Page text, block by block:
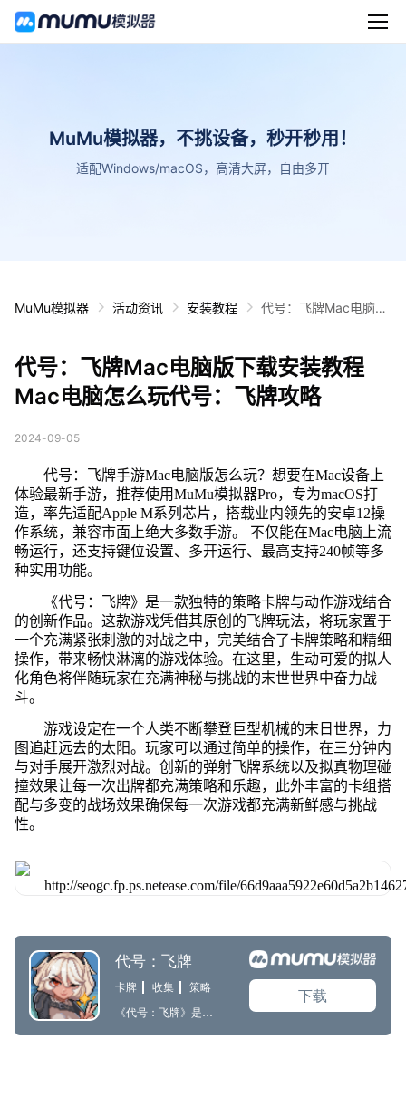
MuMu模拟器，不挑设备，秒开秒用！
适配Windows/macOS，高清大屏，自由多开
MuMu模拟器 活动资讯 安装教程
代号：飞牌Mac电脑版
代号：飞牌Mac电脑版下载安装教程
Mac电脑怎么玩代号：飞牌攻略
2024-09-05
代号：飞牌手游Mac电脑版怎么玩？想要在Mac设备上
体验最新手游，推荐使用MuMu模拟器Pro，专为macOS打
造，率先适配Apple M系列芯片，搭载业内领先的安卓12操
作系统，兼容市面上绝大多数手游。 不仅能在Mac电脑上流
畅运行，还支持键位设置、多开运行、最高支持240帧等多
种实用功能。
《代号：飞牌》是一款独特的策略卡牌与动作游戏结合
的创新作品。这款游戏凭借其原创的飞牌玩法，将玩家置于
一个充满紧张刺激的对战之中，完美结合了卡牌策略和精细
操作，带来畅快淋漓的游戏体验。在这里，生动可爱的拟人
化角色将伴随玩家在充满神秘与挑战的末世世界中奋力战
斗。
游戏设定在一个人类不断攀登巨型机械的末日世界，力
图追赶远去的太阳。玩家可以通过简单的操作，在三分钟内
与对手展开激烈对战。创新的弹射飞牌系统以及拟真物理碰
撞效果让每一次出牌都充满策略和乐趣，此外丰富的卡组搭
配与多变的战场效果确保每一次游戏都充满新鲜感与挑战
性。